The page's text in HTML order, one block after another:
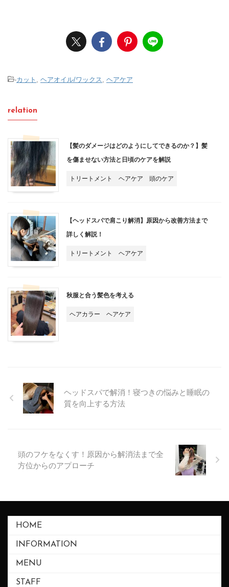
-カット ヘアオイル/ワックス ヘアケア
relation
【髪のダメージはどのようにしてできるのか？】髪
を傷ませない方法と日頃のケアを解説
トリートメント ヘアケア 頭のケア
【ヘッドスパで肩こり解消】原因から改善方法まで
詳しく解説！
トリートメント ヘアケア
秋服と合う髪色を考える
ヘアカラー ヘアケア
ヘッドスパで解消！寝つきの悩みと睡眠の
質を向上する方法
頭のフケをなくす！原因から解消法まで全
方位からのアプローチ
HOME
INFORMATION
MENU
STAFF